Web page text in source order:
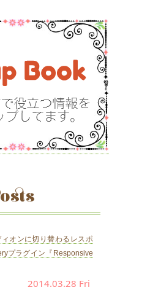
オンに切り替わるレスポ
プラグイン『Responsive
2014.03.28 Fri